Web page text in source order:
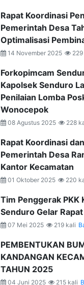
Rapat Koordinasi
Pemerintah Desa
Optimalisasi
14 November 2025
Forkopimcam
Kapolsek Senduro
Penilaian Lomba
Wonocepok
08 Agustus 2025 228
Rapat Koordinasi
Pemerintah Desa
Kantor Kecamatan
01 Oktober 2025 220
Tim Penggerak PKK
Senduro Gelar
07 Mei 2025 219 kali
PEMBENTUKAN
KANDANGAN
TAHUN 2025
04 Juni 2025 215 kali